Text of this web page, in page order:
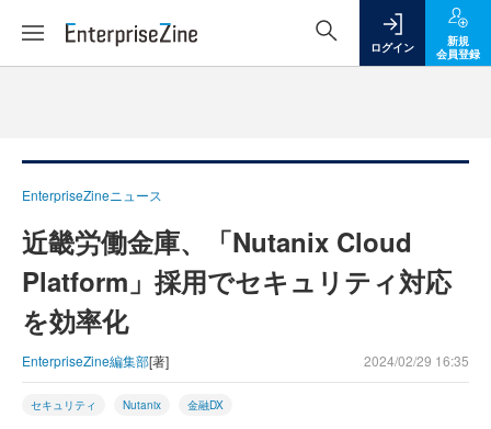
ログイン
新規
会員登録
EnterpriseZineニュース
近畿労働金庫、「Nutanix Cloud
Platform」採用でセキュリティ対応
を効率化
EnterpriseZine編集部[著] 2024/02/29 16:35
セキュリティ Nutanix 金融DX